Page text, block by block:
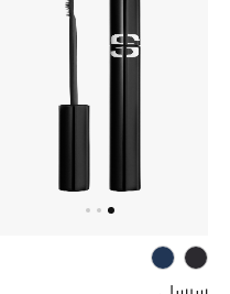
المستلزمات المنزلية
هدايا حسب السعر